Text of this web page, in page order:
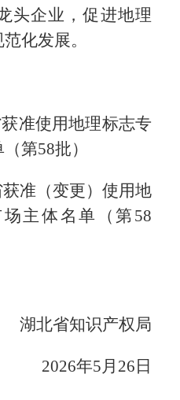
头企业，促进地理
化发展。
准使用地理标志专
第58批）
（变更）使用地
主体名单（第58
湖北省知识产权局
2026年5月26日